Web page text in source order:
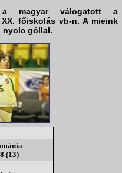
a magyar válogatott a
főiskolás vb-n. A mieink
nyolc góllal.
(13)